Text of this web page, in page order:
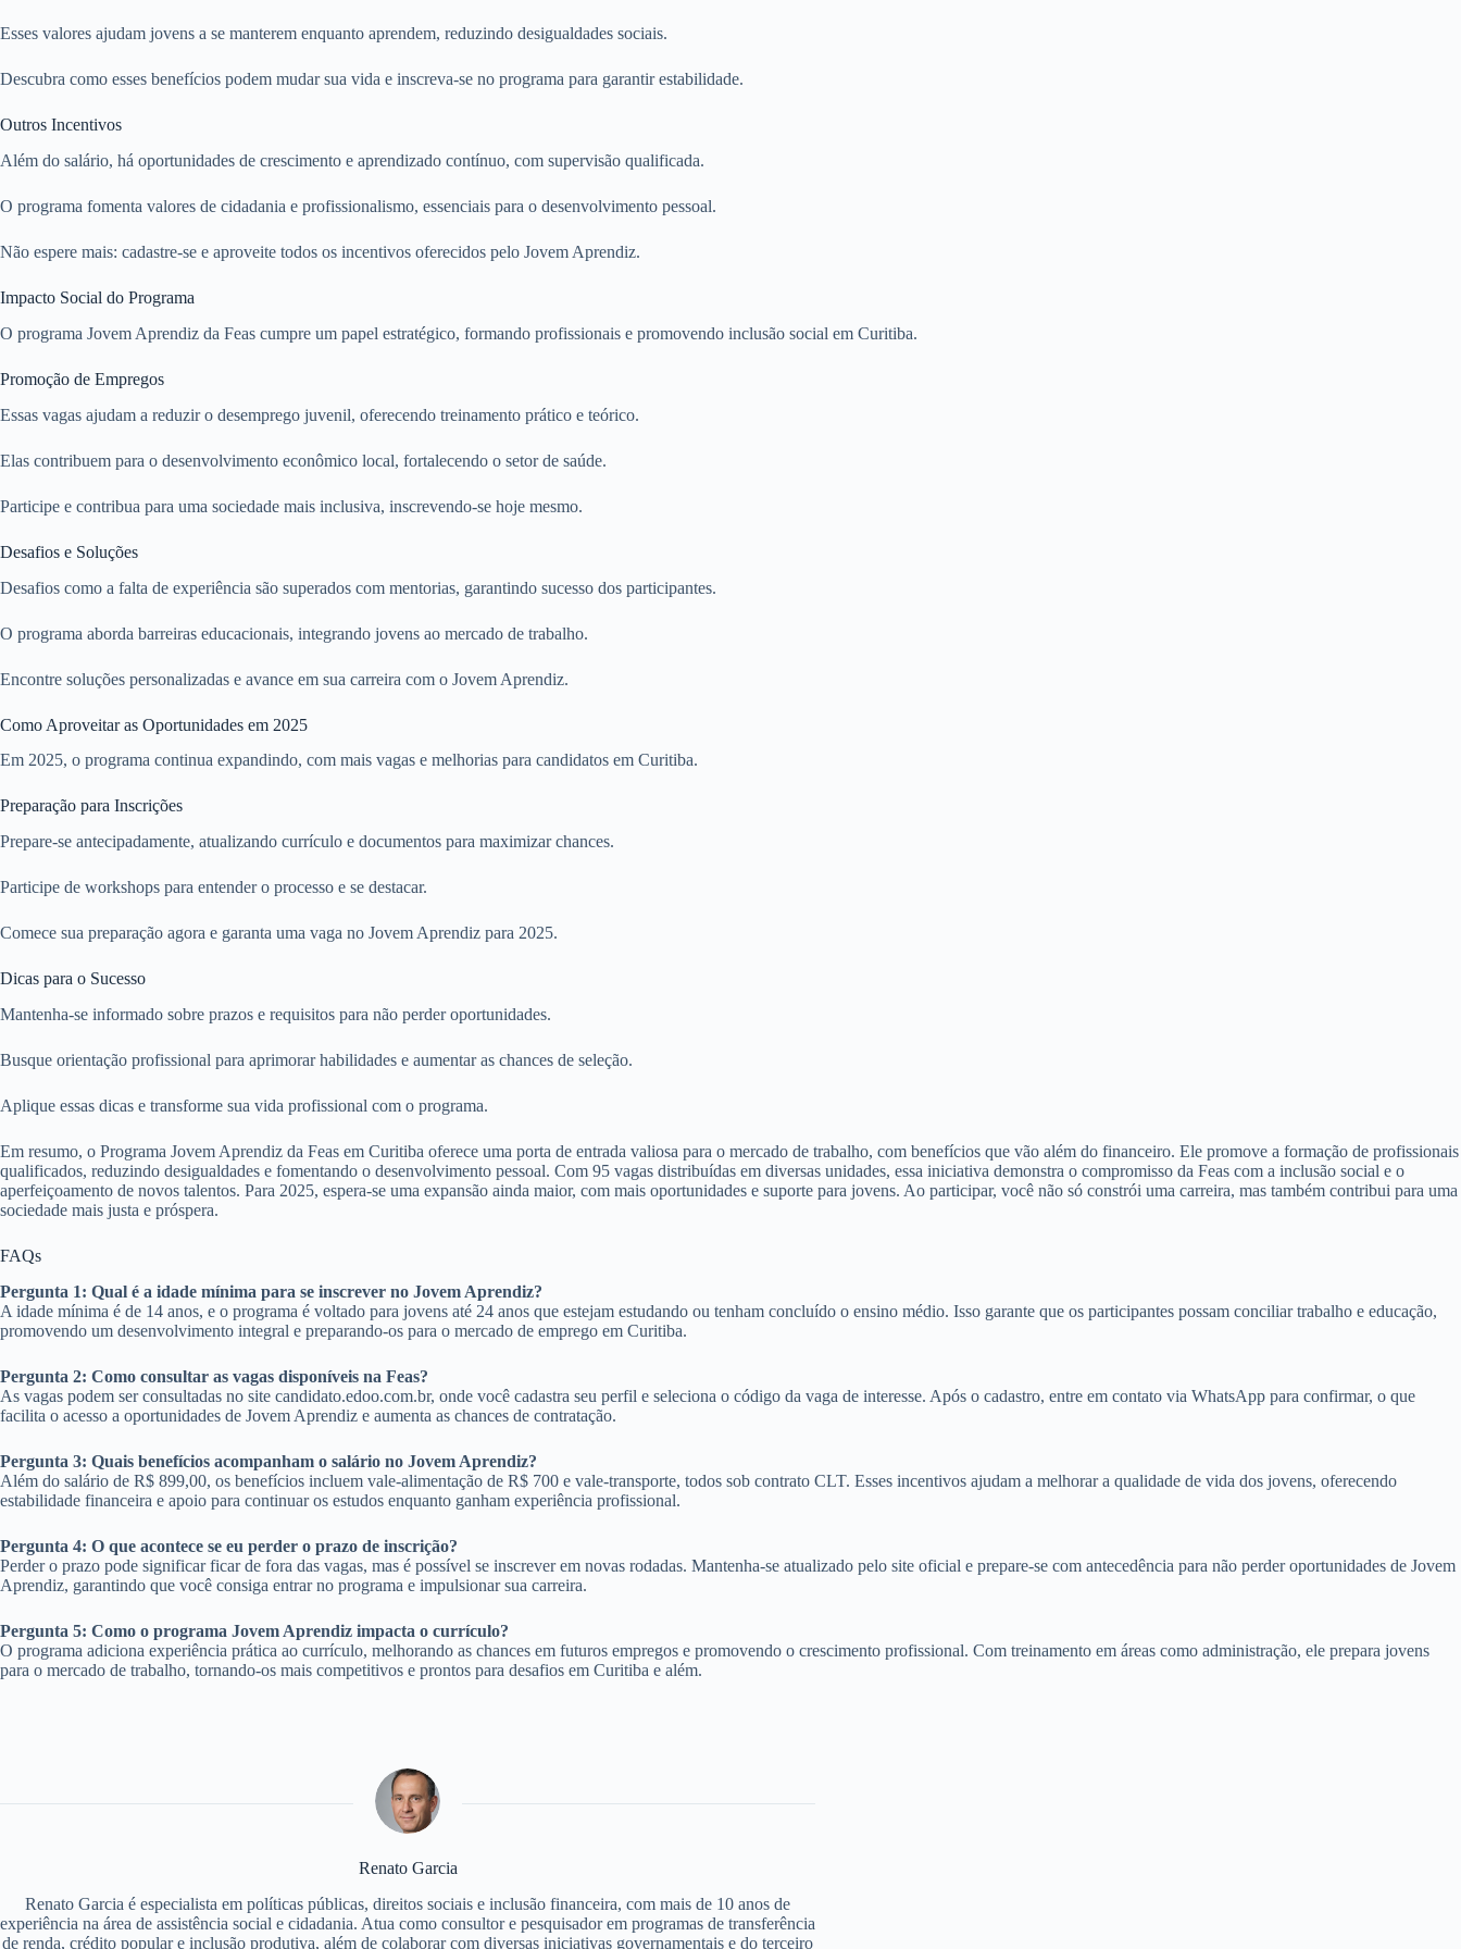
Esses valores ajudam jovens a se manterem enquanto aprendem, reduzindo desigualdades sociais.
Descubra como esses benefícios podem mudar sua vida e inscreva-se no programa para garantir estabilidade.
Outros Incentivos
Além do salário, há oportunidades de crescimento e aprendizado contínuo, com supervisão qualificada.
O programa fomenta valores de cidadania e profissionalismo, essenciais para o desenvolvimento pessoal.
Não espere mais: cadastre-se e aproveite todos os incentivos oferecidos pelo Jovem Aprendiz.
Impacto Social do Programa
O programa Jovem Aprendiz da Feas cumpre um papel estratégico, formando profissionais e promovendo inclusão social em Curitiba.
Promoção de Empregos
Essas vagas ajudam a reduzir o desemprego juvenil, oferecendo treinamento prático e teórico.
Elas contribuem para o desenvolvimento econômico local, fortalecendo o setor de saúde.
Participe e contribua para uma sociedade mais inclusiva, inscrevendo-se hoje mesmo.
Desafios e Soluções
Desafios como a falta de experiência são superados com mentorias, garantindo sucesso dos participantes.
O programa aborda barreiras educacionais, integrando jovens ao mercado de trabalho.
Encontre soluções personalizadas e avance em sua carreira com o Jovem Aprendiz.
Como Aproveitar as Oportunidades em 2025
Em 2025, o programa continua expandindo, com mais vagas e melhorias para candidatos em Curitiba.
Preparação para Inscrições
Prepare-se antecipadamente, atualizando currículo e documentos para maximizar chances.
Participe de workshops para entender o processo e se destacar.
Comece sua preparação agora e garanta uma vaga no Jovem Aprendiz para 2025.
Dicas para o Sucesso
Mantenha-se informado sobre prazos e requisitos para não perder oportunidades.
Busque orientação profissional para aprimorar habilidades e aumentar as chances de seleção.
Aplique essas dicas e transforme sua vida profissional com o programa.
Em resumo, o Programa Jovem Aprendiz da Feas em Curitiba oferece uma porta de entrada valiosa para o mercado de trabalho, com benefícios que vão além do financeiro. Ele promove a formação de profissionais
qualificados, reduzindo desigualdades e fomentando o desenvolvimento pessoal. Com 95 vagas distribuídas em diversas unidades, essa iniciativa demonstra o compromisso da Feas com a inclusão social e o
aperfeiçoamento de novos talentos. Para 2025, espera-se uma expansão ainda maior, com mais oportunidades e suporte para jovens. Ao participar, você não só constrói uma carreira, mas também contribui para uma
sociedade mais justa e próspera.
FAQs
Pergunta 1: Qual é a idade mínima para se inscrever no Jovem Aprendiz?
A idade mínima é de 14 anos, e o programa é voltado para jovens até 24 anos que estejam estudando ou tenham concluído o ensino médio. Isso garante que os participantes possam conciliar trabalho e educação,
promovendo um desenvolvimento integral e preparando-os para o mercado de emprego em Curitiba.
Pergunta 2: Como consultar as vagas disponíveis na Feas?
As vagas podem ser consultadas no site candidato.edoo.com.br, onde você cadastra seu perfil e seleciona o código da vaga de interesse. Após o cadastro, entre em contato via WhatsApp para confirmar, o que
facilita o acesso a oportunidades de Jovem Aprendiz e aumenta as chances de contratação.
Pergunta 3: Quais benefícios acompanham o salário no Jovem Aprendiz?
Além do salário de R$ 899,00, os benefícios incluem vale-alimentação de R$ 700 e vale-transporte, todos sob contrato CLT. Esses incentivos ajudam a melhorar a qualidade de vida dos jovens, oferecendo
estabilidade financeira e apoio para continuar os estudos enquanto ganham experiência profissional.
Pergunta 4: O que acontece se eu perder o prazo de inscrição?
Perder o prazo pode significar ficar de fora das vagas, mas é possível se inscrever em novas rodadas. Mantenha-se atualizado pelo site oficial e prepare-se com antecedência para não perder oportunidades de Jovem
Aprendiz, garantindo que você consiga entrar no programa e impulsionar sua carreira.
Pergunta 5: Como o programa Jovem Aprendiz impacta o currículo?
O programa adiciona experiência prática ao currículo, melhorando as chances em futuros empregos e promovendo o crescimento profissional. Com treinamento em áreas como administração, ele prepara jovens
para o mercado de trabalho, tornando-os mais competitivos e prontos para desafios em Curitiba e além.
Renato Garcia
Renato Garcia é especialista em políticas públicas, direitos sociais e inclusão financeira, com mais de 10 anos de
experiência na área de assistência social e cidadania. Atua como consultor e pesquisador em programas de transferência
de renda, crédito popular e inclusão produtiva, além de colaborar com diversas iniciativas governamentais e do terceiro